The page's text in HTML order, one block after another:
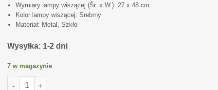
Wymiary lampy wiszącej (Śr. x W.): 27 x 48 cm
Kolor lampy wiszącej: Srebrny
Materiał: Metal, Szkło
Wysyłka: 1-2 dni
7 w magazynie
ilość LAMPA WISZĄCA New York srebrna rama, dekoracyjna,